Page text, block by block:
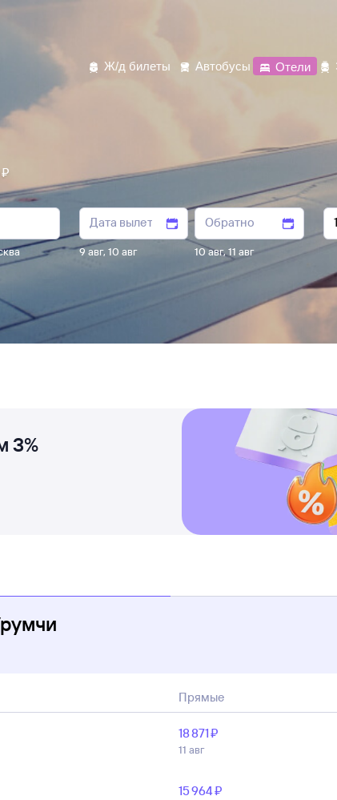
Ж/д билеты Автобусы Отели
9 авг, 10 авг 10 авг,11 авг
3%
Прямые
18 ⁠871 ⁠₽
11 авг
15 ⁠964 ⁠₽